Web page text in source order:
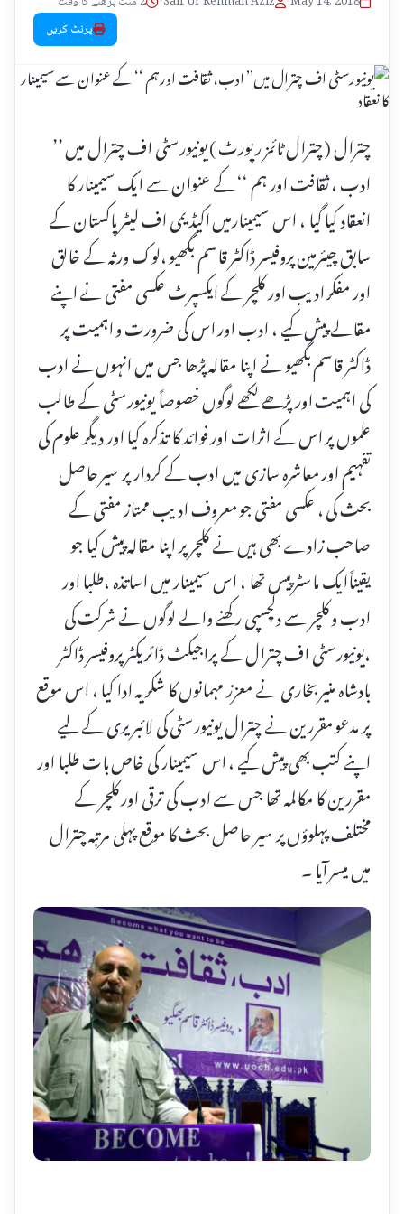
پرنٹ کریں
چترال ( چترال ٹائمز رپورٹ ) یونیورسٹی اف چترال میں ’’
ادب ، ثقافت اور ہم ‘‘ کے عنوان سے ایک سیمینار کا
انعقاد کیا گیا ، اس سیمینارمیں اکیڈیمی اف لیٹر پاکستان کے
سابق چیئرمین پروفیسر ڈاکٹر قاسم بگھیو ،لوک ورثہ کے خالق
اور مفکر ادیب اور کلچر کے ایکسپرٹ عکسی مفتی نے اپنے
مقالے پیش کیے ، ادب اور اس کی ضرورت و اہمیت پر
ڈاکٹر قاسم بگھیو نے اپنا مقالہ پڑھا جس میں انہوں نے ادب
کی اہمیت اور پڑھے لکھے لوگوں خصوصاً یونیورسٹی کے طالب
علموں پر اس کے اثرات اور فوائد کا تذکرہ کیا اور دیگر علوم کی
تفہیم اور معاشرہ سازی میں ادب کے کردار پر سیر حاصل
بحث کی ، عکسی مفتی جو معروف ادیب ممتاز مفتی کے
صاحب زادے بھی ہیں نے کلچر پر اپنا مقالہ پیش کیا جو
یقیناًایک ماسٹر پیس تھا ، اس سیمینار میں اساتذہ ،طلبا اور
ادب و کلچر سے دلچسپی رکھنے والے لوگوں نے شرکت کی
،یونیورسٹی اف چترال کے پراجیکٹ ڈائریکٹر پروفیسر ڈاکٹر
بادشاہ منیر بخاری نے معزز مہمانوں کا شکریہ ادا کیا ، اس موقع
پر مدعو مقررین نے چترال یونیورسٹی کی لائبریری کے لیے
اپنے کتب بھی پیش کیے ، اس سیمینار کی خاص بات طلبا اور
مقررین کا مکالمہ تھا جس سے ادب کی ترقی اور کلچر کے
مختلف پہلوؤں پر سیر حاصل بحث کا موقع پہلی مرتبہ چترال
میں میسر آیا ۔